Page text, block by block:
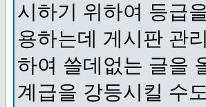
시하기 위하여 등급
용하는데 게시판 관
하여 쓸데없는 글을
계급을 강등시킬 수